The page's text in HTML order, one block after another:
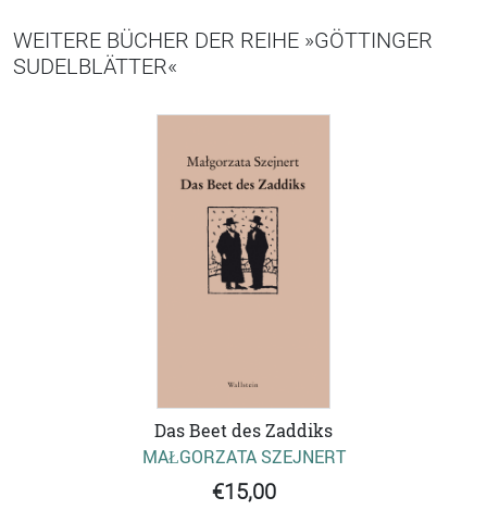
WEITERE BÜCHER DER REIHE »GÖTTINGER
SUDELBLÄTTER«
Das Beet des Zaddiks
MAŁGORZATA SZEJNERT
€15,00